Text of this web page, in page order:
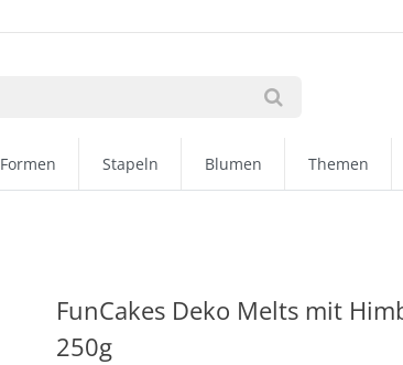
Formen Stapeln Blumen Themen
FunCakes Deko Melts mit
250g